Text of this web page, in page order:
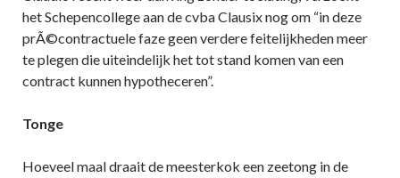
het Schepencollege aan de cvba Clausix nog om “in deze
prÃ©contractuele faze geen verdere feitelijkheden meer
te plegen die uiteindelijk het tot stand komen van een
contract kunnen hypotheceren”.
Tonge
Hoeveel maal draait de meesterkok een zeetong in de